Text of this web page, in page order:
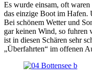
Es wurde einsam, oft
das einzige Boot im Hafen.
Bei schönem Wetter und
gar keinen Wind, so
ist in diesen Schären sehr
„Überfahrten“ im offenen